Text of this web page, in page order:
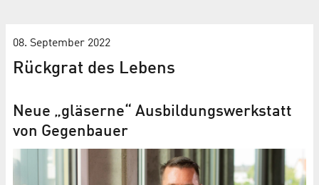
08. September 2022
Rückgrat des Lebens
Neue „gläserne“ Ausbildungswerkstatt
von Gegenbauer